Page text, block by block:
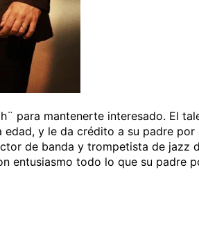
para mantenerte interesado. El
y le da crédito a su padre por
de banda y trompetista de jazz
entusiasmo todo lo que su padre